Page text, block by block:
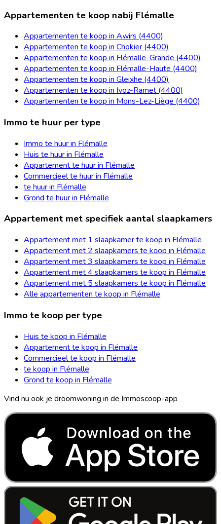
Appartementen te koop nabij Flémalle
Appartementen te koop in Awirs (4400)
Appartementen te koop in Chokier (4400)
Appartementen te koop in Flémalle-Grande (4400)
Appartementen te koop in Flémalle-Haute (4400)
Appartementen te koop in Gleixhe (4400)
Appartementen te koop in Ivoz-Ramet (4400)
Appartementen te koop in Mons-Lez-Liège (4400)
Immo te huur per type
Immo te huur in Flémalle
Huis te huur in Flémalle
Appartement te huur in Flémalle
Commercieel te huur in Flémalle
te huur in Flémalle
Grond te huur in Flémalle
Appartement met specifiek aantal slaapkamers
Appartement met 1 slaapkamer te koop in Flémalle
Appartement met 2 slaapkamers te koop in Flémalle
Appartement met 3 slaapkamers te koop in Flémalle
Appartement met 4 slaapkamers te koop in Flémalle
Appartement met 5 slaapkamers te koop in Flémalle
Alle appartementen te koop in Flémalle
Immo te koop per type
Huis te koop in Flémalle
Appartement te koop in Flémalle
Commercieel te koop in Flémalle
te koop in Flémalle
Grond te koop in Flémalle
Vind nu ook je droomwoning in de Immoscoop-app